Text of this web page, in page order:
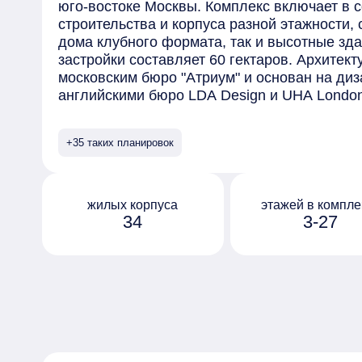
юго-востоке Москвы. Комплекс включает в
строительства и корпуса разной
дома клубного формата, так и высотные
застройки составляет 60 гектаров.
московским бюро "Атриум" и основан на
английскими бюро LDA Design и UHA
предлагаемых в комплексе - квартиры с
обустроен собственный парк "Зелёная
10 гектаров, которая тянется через весь
Протяжённое прогулочное пространство
+35 таких планировок
34
жилых корпуса
3-27
этажей в